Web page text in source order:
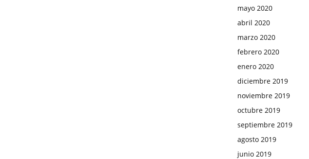
mayo 2020
abril 2020
marzo 2020
febrero 2020
enero 2020
diciembre 2019
noviembre 2019
octubre 2019
septiembre 2019
agosto 2019
junio 2019